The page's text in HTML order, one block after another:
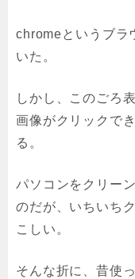
chromeというブラ
いた。
しかし、このごろ
画像がクリックで
る。
パソコンをクリー
のだが、いちいち
こしい。
そんな折に、昔使